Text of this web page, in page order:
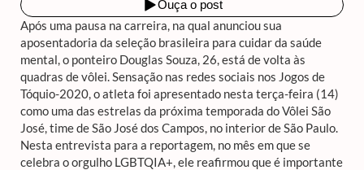
Após uma pausa na carreira, na qual anunciou sua
aposentadoria da seleção brasileira para cuidar da saúde
mental, o ponteiro Douglas Souza, 26, está de volta às
quadras de vôlei. Sensação nas redes sociais nos Jogos de
Tóquio-2020, o atleta foi apresentado nesta terça-feira (14)
como uma das estrelas da próxima temporada do Vôlei São
José, time de São José dos Campos, no interior de São Paulo.
Nesta entrevista para a reportagem, no mês em que se
celebra o orgulho LGBTQIA+, ele reafirmou que é importante